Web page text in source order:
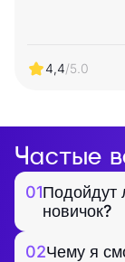
4,4/5.0
Частые
01Подойдут
новичок?
02Чему я